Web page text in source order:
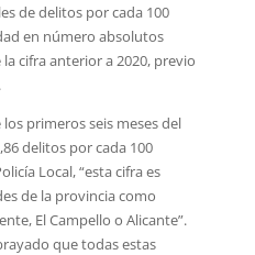
de delitos por cada 100
en número absolutos
cifra anterior a 2020, previo
primeros seis meses del
delitos por cada 100
Local, “esta cifra es
de la provincia como
El Campello o Alicante”.
que todas estas